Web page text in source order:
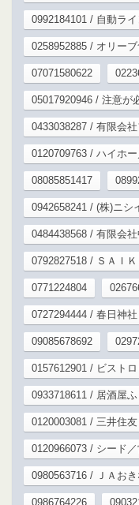
0992184101 / 自動ラ
0258952885 / オリー
07071580622
05017920946 / 注意が
0433038287 / 有限会
0120709763 / ハイホ
08085851417
0942658241 / (株)ニシ
0484438568 / 有限会
0792827518 / ＳＡＩ
0771224804
0727294444 / 春日神社
09085678692
0157612901 / ビスト
0933718611 / 居酒屋ふ
0120003081 / 三井住
0120966073 / シード／
0980563716 / ＪＡお
0986764226